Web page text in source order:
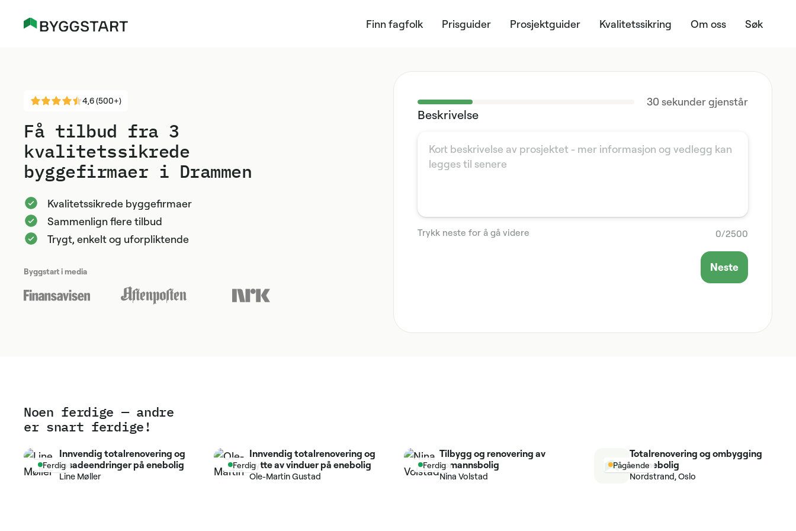
Finn fagfolk Prisguider Prosjektguider Kvalitetssikring Om oss Søk
4,6 (500+)
Få tilbud fra 3
kvalitetssikrede
byggefirmaer i Drammen
Kvalitetssikrede byggefirmaer
Sammenlign flere tilbud
Trygt, enkelt og uforpliktende
Byggstart i media
30sekunder gjenstår
Beskrivelse
0/2500
Trykk neste for å gå videre
Neste
Noen ferdige — andre
er snart ferdige!
Ferdig
Innvendig totalrenovering og
fasadeendringer på enebolig
Line Møller
Ferdig
Innvendig totalrenovering og
bytte av vinduer på enebolig
Ole-Martin Gustad
Ferdig
Tilbygg og renovering av
tomannsbolig
Nina Volstad
Pågående
Totalrenovering og ombygging
av enebolig
Nordstrand, Oslo